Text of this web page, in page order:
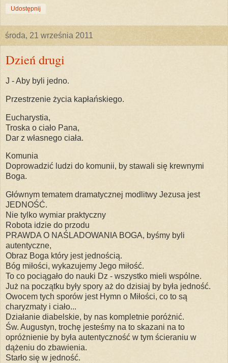
Udostępnij
środa, 21 września 2011
Dzień drugi
J - Aby byli jedno.
Przestrzenie życia kapłańskiego.
Eucharystia,
Troska o ciało Pana,
Dar z własnego ciała.
Komunia
Doprowadzić ludzi do komunii, by stawali się krewnymi
Boga.
Głównym tematem dramatycznej modlitwy Jezusa jest
JEDNOŚĆ.
Nie tylko wymiar praktyczny
Robota idzie do przodu
PRAWDA O NAŚLADOWANIA BOGA, byśmy byli
autentyczne,
Obraz Boga który jest jednością.
Bóg miłości, wykazujemy Jego miłość.
To co pociągało do nauki Dz - wszystko mieli wspólne.
Już na początku były spory aż do dzisiaj by była jedność.
Owocem tych sporów jest Hymn o Miłości, co to są
charyzmaty i ciało...
Działanie diabelskie, by nas kompletnie poróżnić.
Św. Augustyn, trochę jesteśmy na to skazani na to
opróżnienie by była autentyczność w tym ścieraniu w
dążeniu do zbawienia.
Starło się w jedność.